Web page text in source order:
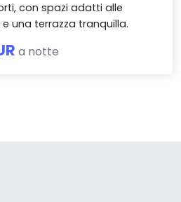
con spazi adatti alle
una terrazza tranquilla.
a notte